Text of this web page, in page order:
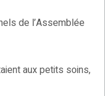
de l’Assemblée
aux petits soins,